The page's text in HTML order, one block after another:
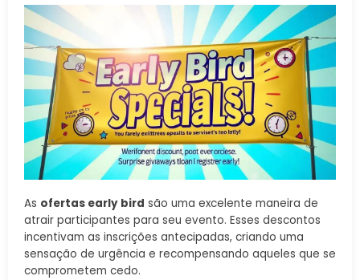
As ofertas early bird são uma excelente maneira de
atrair participantes para seu evento. Esses descontos
incentivam as inscrições antecipadas, criando uma
sensação de urgência e recompensando aqueles que se
comprometem cedo.